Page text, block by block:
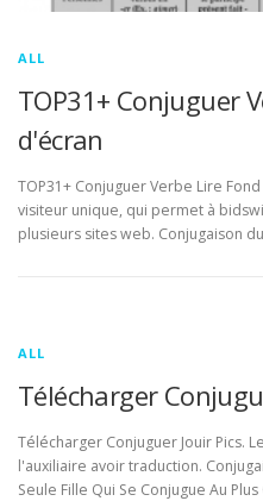
ALL
TOP31+ Conjuguer
d'écran
TOP31+ Conjuguer Verbe Lire
visiteur unique, qui permet à
plusieurs sites web. Conjugaison
ALL
Télécharger
Télécharger Conjuguer Jouir Pics.
l'auxiliaire avoir traduction.
Seule Fille Qui Se Conjugue Au